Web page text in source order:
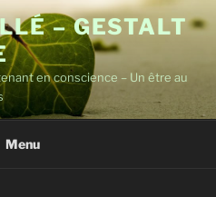
– GESTALT
en conscience – Un être au
Menu